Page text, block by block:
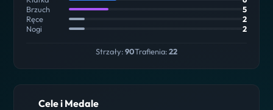
Brzuch
5
Ręce
2
Nogi
2
Strzały:90Trafienia:22
Cele i Medale